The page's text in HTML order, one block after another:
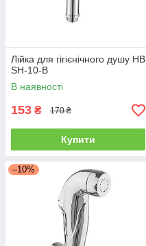
Лійка для гігієнічного душу HB
SH-10-B
В наявності
153 ₴ 170 ₴
Купити
–10%